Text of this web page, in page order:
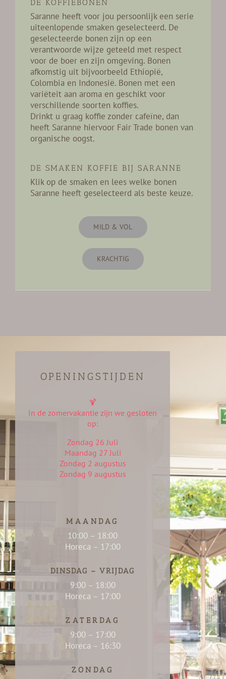
ADVIES
Zoeken
naar:
DE KOFFIEBONEN
Saranne heeft voor jou persoonlijk een serie
uiteenlopende smaken geselecteerd. De
geselecteerde bonen zijn op een
verantwoorde wijze geteeld met respect
voor de boer en zijn omgeving. Bonen
afkomstig uit bijvoorbeeld Ethiopië,
Colombia en Indonesië. Bonen met een
variëteit aan aroma en geschikt voor
verschillende soorten koffies.
Drinkt u graag koffie zonder cafeïne, dan
heeft Saranne hiervoor Fair Trade bonen van
organische oogst.
DE SMAKEN KOFFIE BIJ SARANNE
Klik op de smaken en lees welke bonen
Saranne heeft geselecteerd als beste keuze.
MILD & VOL
KRACHTIG
OPENINGSTIJDEN
🍹
In de zomervakantie zijn we gesloten
op:
Zondag 26 Juli
Maandag 27 Juli
Zondag 2 augustus
Zondag 9 augustus
MAANDAG
10:00 – 18:00
Horeca – 17:00
DINSDAG – VRIJDAG
9:00 – 18:00
Horeca – 17:00
ZATERDAG
9:00 – 17:00
Horeca – 16:30
ZONDAG